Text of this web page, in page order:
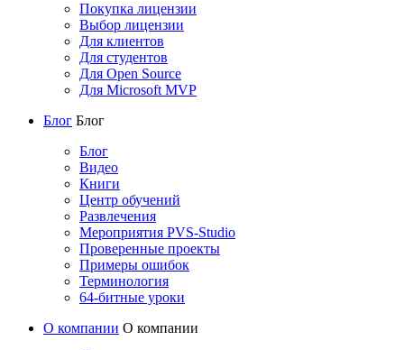
Покупка лицензии
Выбор лицензии
Для клиентов
Для студентов
Для Open Source
Для Microsoft MVP
Блог Блог
Блог
Видео
Книги
Центр обучений
Развлечения
Мероприятия PVS-Studio
Проверенные проекты
Примеры ошибок
Терминология
64-битные уроки
О компании О компании